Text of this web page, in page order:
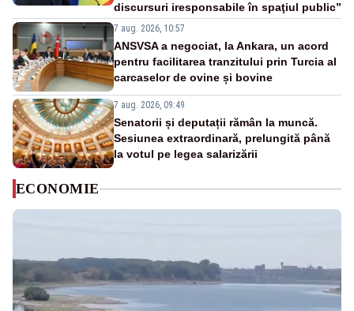
discursuri iresponsabile în spaţiul public”
7 aug. 2026, 10:57
ANSVSA a negociat, la Ankara, un acord
pentru facilitarea tranzitului prin Turcia al
carcaselor de ovine și bovine
7 aug. 2026, 09:49
Senatorii și deputații rămân la muncă.
Sesiunea extraordinară, prelungită până
la votul pe legea salarizării
ECONOMIE